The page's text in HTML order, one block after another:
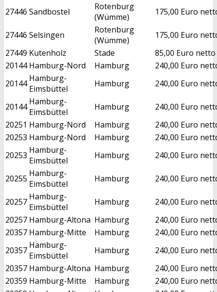
27446 Sandbostel
Rotenburg
(Wümme)
175,00 Euro
27446 Selsingen
Rotenburg
(Wümme)
175,00 Euro
27449 Kutenholz Stade
85,00 Euro netto
20144 Hamburg-Nord Hamburg
240,00 Euro
20144 Hamburg-
Eimsbüttel
Hamburg 240,00 Euro
20144 Hamburg-
Eimsbüttel
Hamburg
240,00 Euro
20251 Hamburg-Nord Hamburg
240,00 Euro
20253 Hamburg-Nord Hamburg
240,00 Euro
20253 Hamburg-
Eimsbüttel
Hamburg 240,00 Euro
20255 Hamburg-
Eimsbüttel
Hamburg 240,00 Euro
20257 Hamburg-
Eimsbüttel
Hamburg
240,00 Euro
20257 Hamburg-Altona Hamburg
240,00 Euro
20357 Hamburg-Mitte Hamburg
240,00 Euro
20357 Hamburg-
Eimsbüttel
Hamburg
240,00 Euro
20357 Hamburg-Altona Hamburg
240,00 Euro
20359 Hamburg-Mitte Hamburg
240,00 Euro